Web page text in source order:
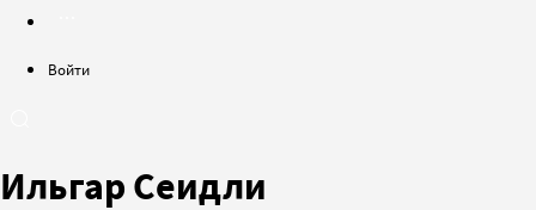
Войти
Ильгар Сеидли